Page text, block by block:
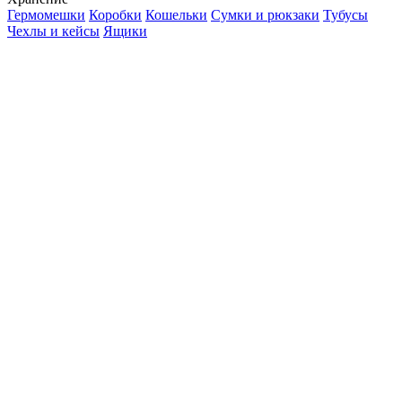
Гермомешки Коробки Кошельки Сумки и рюкзаки Тубусы
Чехлы и кейсы Ящики